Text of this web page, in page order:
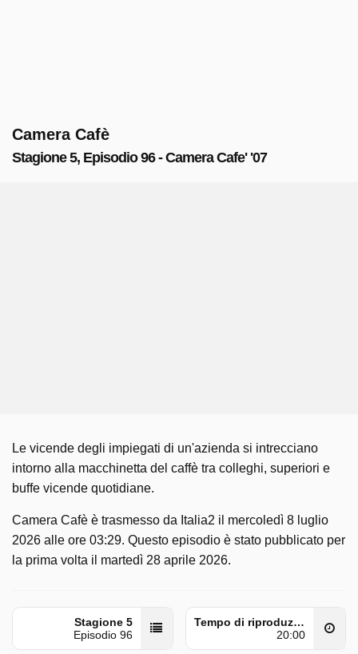
Camera Cafè
Stagione 5, Episodio 96 - Camera Cafe' '07
Le vicende degli impiegati di un'azienda si intrecciano
intorno alla macchinetta del caffè tra colleghi, superiori e
buffe vicende quotidiane.
Camera Cafè è trasmesso da Italia2 il mercoledì 8 luglio
2026 alle ore 03:29. Questo episodio è stato pubblicato per
la prima volta il martedì 28 aprile 2026.
Stagione 5
Episodio 96
Tempo di riproduzione
20:00